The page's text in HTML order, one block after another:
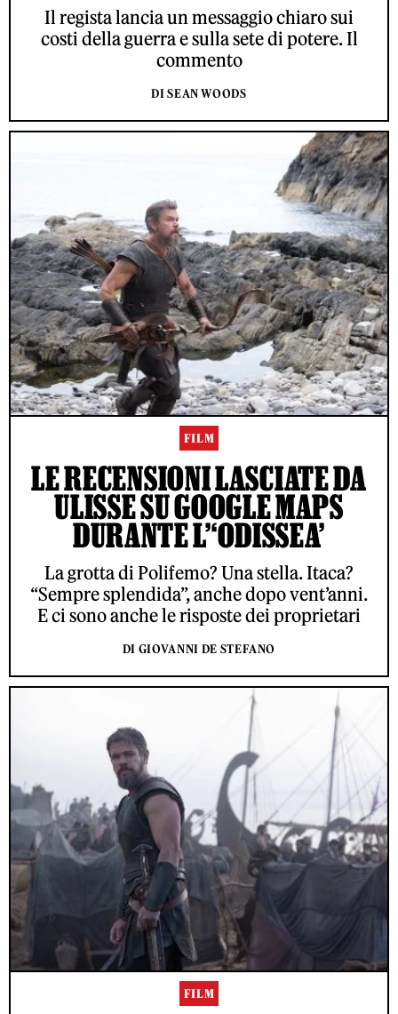
Il regista lancia un messaggio chiaro sui
costi della guerra e sulla sete di potere. Il
commento
DI SEAN WOODS
FILM
LE RECENSIONI LASCIATE DA
ULISSE SU GOOGLE MAPS
DURANTE L’‘ODISSEA’
La grotta di Polifemo? Una stella. Itaca?
“Sempre splendida”, anche dopo vent’anni.
E ci sono anche le risposte dei proprietari
DI GIOVANNI DE STEFANO
FILM